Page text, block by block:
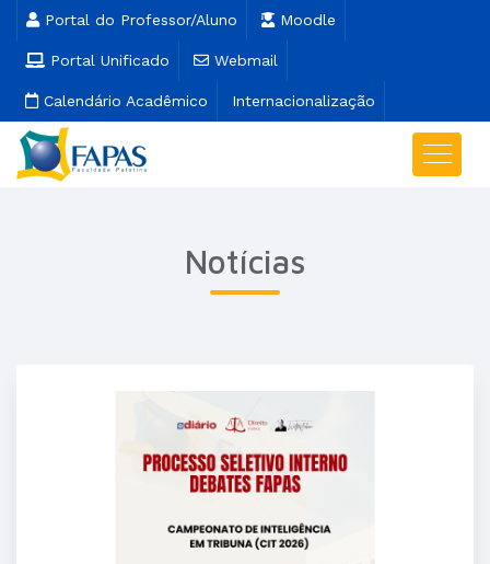
Portal do Professor/Aluno Moodle
Portal Unificado Webmail
Calendário Acadêmico Internacionalização
Notícias